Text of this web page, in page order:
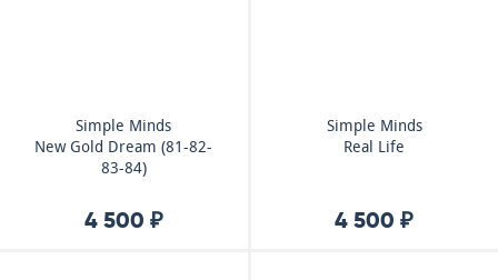
Simple Minds
New Gold Dream (81-82-
83-84)
4 500 ₽
Simple Minds
Real Life
4 500 ₽